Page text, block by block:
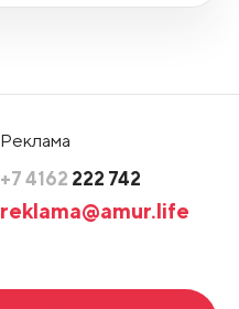
Реклама
+7 4162 222 742
reklama@amur.life